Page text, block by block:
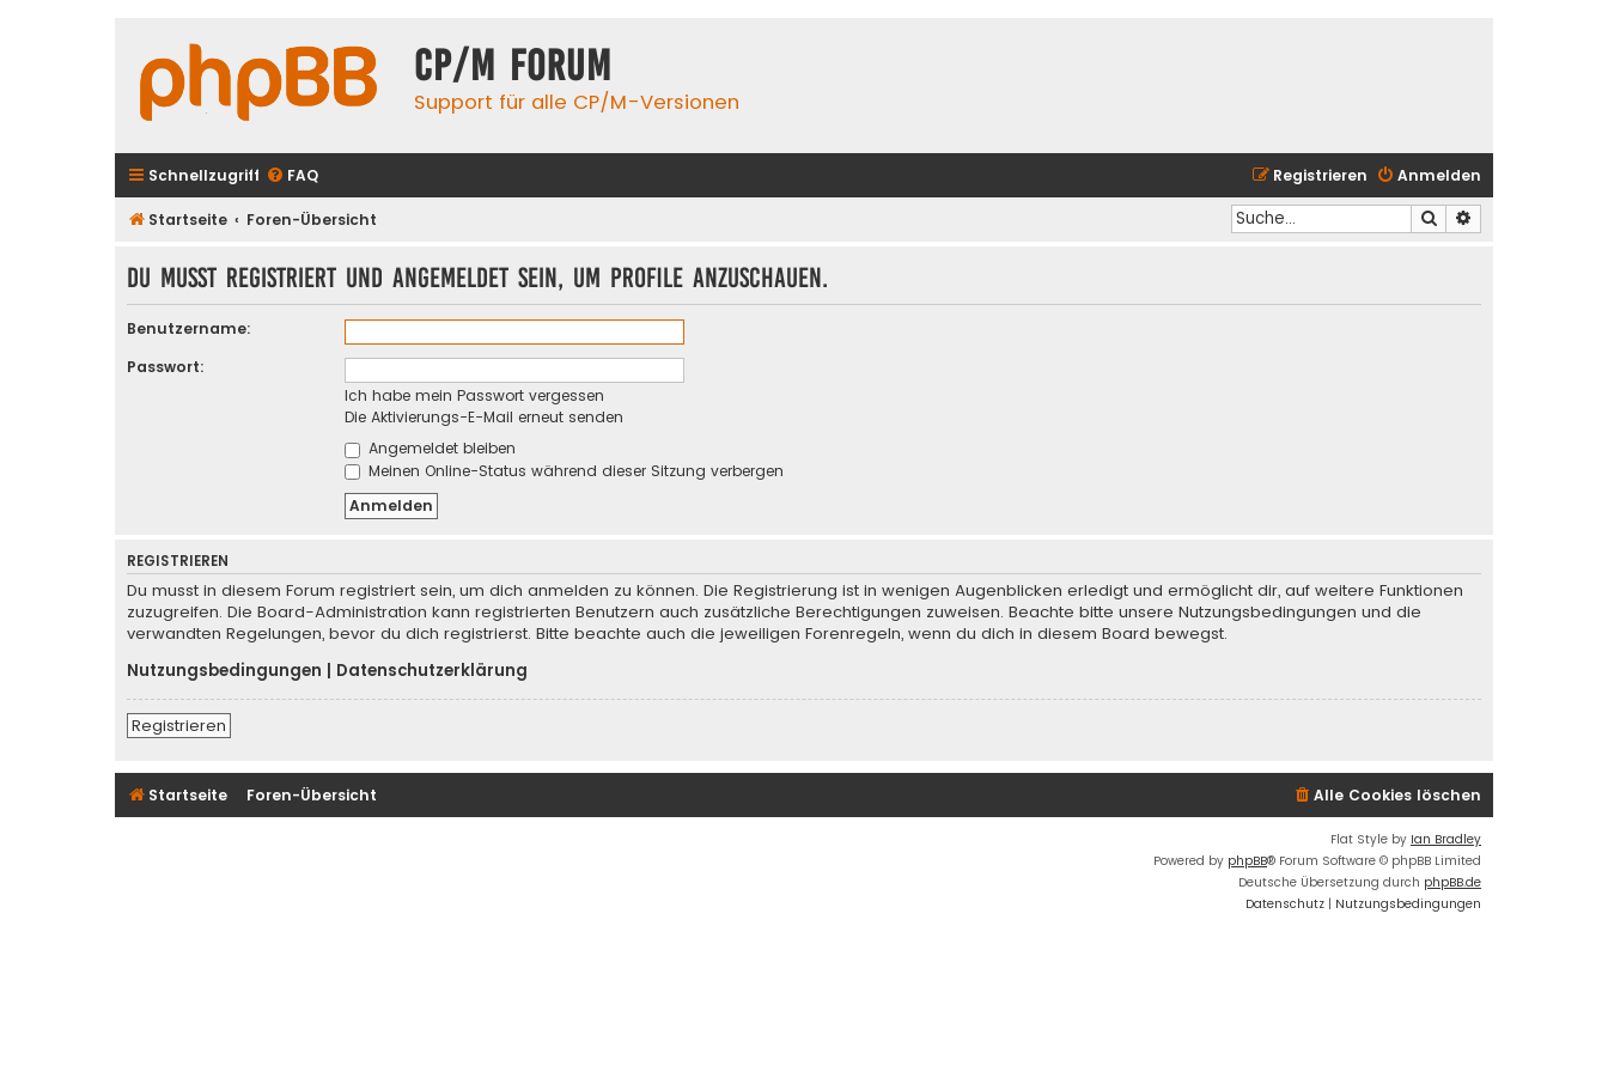
CP/M Forum
Support für alle CP/M-Versionen
Schnellzugriff FAQ Anmelden
Registrieren
Startseite Foren-Übersicht Suche
Du musst registriert und angemeldet sein, um Profile anzuschauen.
Benutzername:
Passwort:
Ich habe mein Passwort vergessen
Die Aktivierungs-E-Mail erneut senden
Angemeldet bleiben
Meinen Online-Status während dieser Sitzung verbergen
REGISTRIEREN
Du musst in diesem Forum registriert sein, um dich anmelden zu können. Die Registrierung ist in wenigen Augenblicken erledigt und ermöglicht dir, auf weitere Funktionen
zuzugreifen. Die Board-Administration kann registrierten Benutzern auch zusätzliche Berechtigungen zuweisen. Beachte bitte unsere Nutzungsbedingungen und die
verwandten Regelungen, bevor du dich registrierst. Bitte beachte auch die jeweiligen Forenregeln, wenn du dich in diesem Board bewegst.
Nutzungsbedingungen
Datenschutzerklärung
Registrieren
Startseite Foren-Übersicht Alle Cookies löschen
Flat Style by Ian Bradley
Powered by phpBB® Forum Software © phpBB Limited
Deutsche Übersetzung durch phpBB.de
Datenschutz | Nutzungsbedingungen